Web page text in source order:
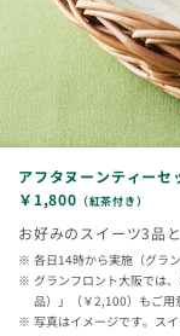
アフタヌーンティーセ
￥1,800 （紅茶付き）
お好みのスイーツ3品
各日14時から実施（グラ
グランフロント大阪では
品）」（￥2,100）もご用
写真はイメージです。ス